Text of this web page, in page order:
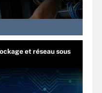
et réseau sous